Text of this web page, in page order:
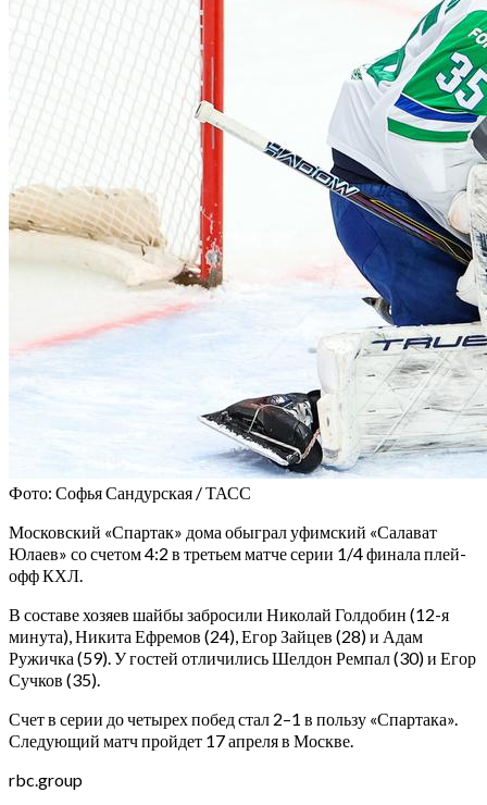
Фото: Софья Сандурская / ТАСС
Московский «Спартак» дома обыграл уфимский «Салават
Юлаев» со счетом 4:2 в третьем матче серии 1/4 финала плей-
офф КХЛ.
В составе хозяев шайбы забросили Николай Голдобин (12-я
минута), Никита Ефремов (24), Егор Зайцев (28) и Адам
Ружичка (59). У гостей отличились Шелдон Ремпал (30) и Егор
Сучков (35).
Счет в серии до четырех побед стал 2–1 в пользу «Спартака».
Следующий матч пройдет 17 апреля в Москве.
rbc.group